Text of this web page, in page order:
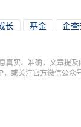
长 基金 企
真实、准确，文章提
，或关注官方微信公